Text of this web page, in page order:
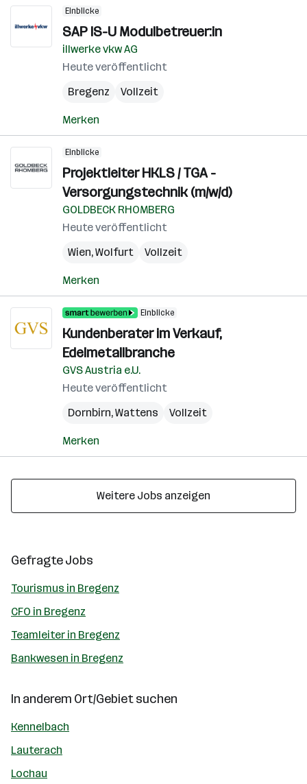
Einblicke
SAP IS-U Modulbetreuer:in
illwerke vkw AG
Heute veröffentlicht
Bregenz
Vollzeit
Merken
Einblicke
Projektleiter HKLS / TGA -
Versorgungstechnik (m/w/d)
GOLDBECK RHOMBERG
Heute veröffentlicht
Wien,Wolfurt Vollzeit
Merken
Einblicke
Kundenberater im Verkauf,
Edelmetallbranche
GVS Austria e.U.
Heute veröffentlicht
Dornbirn,Wattens Vollzeit
Merken
Weitere Jobs anzeigen
Gefragte Jobs
Tourismus in Bregenz
CFO in Bregenz
Teamleiter in Bregenz
Bankwesen in Bregenz
In anderem Ort/Gebiet suchen
Kennelbach
Lauterach
Lochau